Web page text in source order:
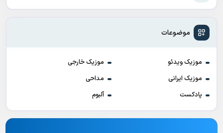
موضوعات
موزیک ویدئو
موزیک خارجی
موزیک ایرانی
مداحی
پادکست
آلبوم